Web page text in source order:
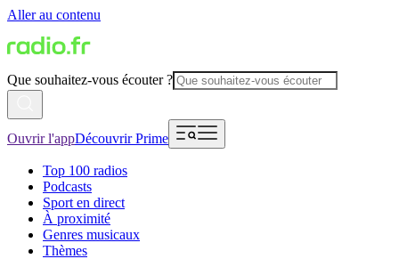
Aller au contenu
Que souhaitez-vous écouter ?
Ouvrir l'appDécouvrir Prime
Top 100 radios
Podcasts
Sport en direct
À proximité
Genres musicaux
Thèmes